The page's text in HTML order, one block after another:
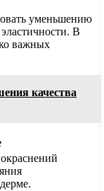
уменьшению
В
важных
качества